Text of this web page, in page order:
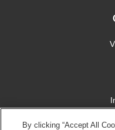
By clicking “Accept All